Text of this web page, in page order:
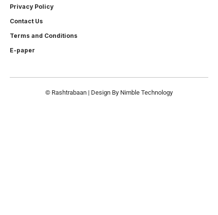
Privacy Policy
Contact Us
Terms and Conditions
E-paper
© Rashtrabaan | Design By Nimble Technology